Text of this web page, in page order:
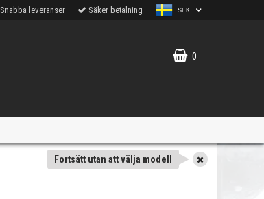
Snabba leveranser Säker betalning SEK
0
Fortsätt utan att välja modell